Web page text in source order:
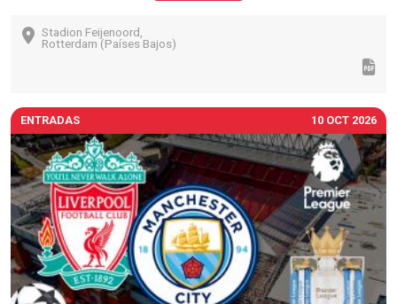
Stadion Feijenoord,
Rotterdam (Países Bajos)
ENTRADAS 10 OCT 2026